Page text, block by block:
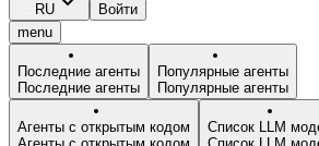
RU
Войти
menu
Последние агенты
Последние агенты
Популярные агенты
Популярные агенты
Агенты с открытым кодом
Список LLM